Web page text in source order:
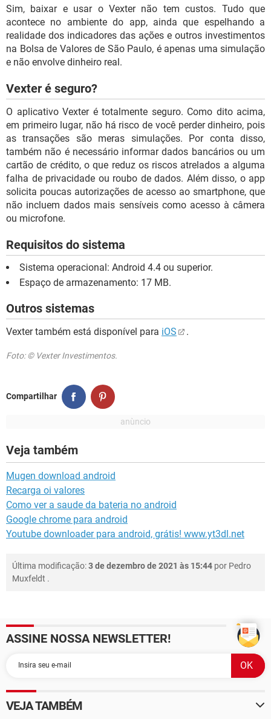
Sim, baixar e usar o Vexter não tem custos. Tudo que
acontece no ambiente do app, ainda que espelhando a
realidade dos indicadores das ações e outros investimentos
na Bolsa de Valores de São Paulo, é apenas uma simulação
e não envolve dinheiro real.
Vexter é seguro?
O aplicativo Vexter é totalmente seguro. Como dito acima,
em primeiro lugar, não há risco de você perder dinheiro, pois
as transações são meras simulações. Por conta disso,
também não é necessário informar dados bancários ou um
cartão de crédito, o que reduz os riscos atrelados a alguma
falha de privacidade ou roubo de dados. Além disso, o app
solicita poucas autorizações de acesso ao smartphone, que
não incluem dados mais sensíveis como acesso à câmera
ou microfone.
Requisitos do sistema
Sistema operacional: Android 4.4 ou superior.
Espaço de armazenamento: 17 MB.
Outros sistemas
Vexter também está disponível para iOS .
Foto: © Vexter Investimentos.
Compartilhar
Veja também
Mugen download android
Recarga oi valores
Como ver a saude da bateria no android
Google chrome para android
Youtube downloader para android, grátis! www.yt3dl.net
Última modificação:3 de dezembro de 2021 às 15:44 por Pedro
Muxfeldt .
ASSINE NOSSA NEWSLETTER!
VEJA TAMBÉM